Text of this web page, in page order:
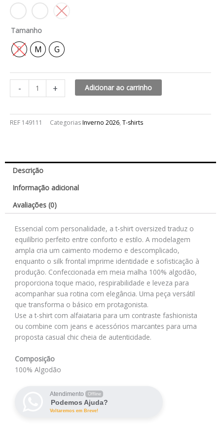
Tamanho
P M G
-
quantidade
+ Adicionar ao carrinho
REF 149111 CategoriasInverno 2026, T-shirts
Descrição
Informação adicional
Avaliações (0)
Essencial com personalidade, a t-shirt oversized traduz o
equilíbrio perfeito entre conforto e estilo. A modelagem
ampla cria um caimento moderno e descomplicado,
enquanto o silk frontal imprime identidade e sofisticação à
produção. Confeccionada em meia malha 100% algodão,
proporciona toque macio, respirabilidade e leveza para
acompanhar sua rotina com elegância. Uma peça versátil
que transforma o básico em protagonista.
Use a t-shirt com alfaiataria para um contraste fashionista
ou combine com jeans e acessórios marcantes para uma
proposta casual chic cheia de autenticidade.
Composição
100% Algodão
Atendimento Offline
Podemos Ajuda?
Voltaremos em Breve!